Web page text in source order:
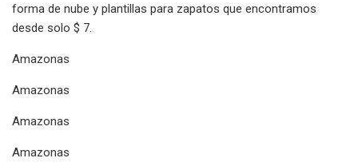
forma de nube y plantillas para zapatos que encontramos
desde solo $ 7.
Amazonas
Amazonas
Amazonas
Amazonas